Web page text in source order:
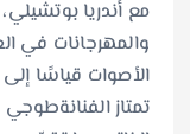
مع أندريا
والمهرجانات في
الأصوات قياسًا
تمتاز